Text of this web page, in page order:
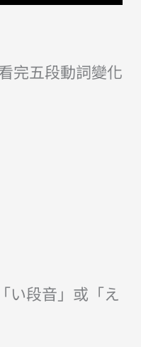
完五段動詞變化
い段音」或「え